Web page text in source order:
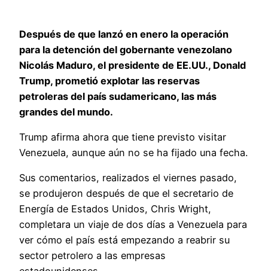
Después de que lanzó en enero la operación
para la detención del gobernante venezolano
Nicolás Maduro, el presidente de EE.UU., Donald
Trump, prometió explotar las reservas
petroleras del país sudamericano, las más
grandes del mundo.
Trump afirma ahora que tiene previsto visitar
Venezuela, aunque aún no se ha fijado una fecha.
Sus comentarios, realizados el viernes pasado,
se produjeron después de que el secretario de
Energía de Estados Unidos, Chris Wright,
completara un viaje de dos días a Venezuela para
ver cómo el país está empezando a reabrir su
sector petrolero a las empresas